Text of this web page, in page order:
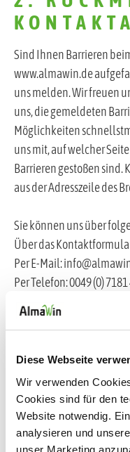
Diese Webseite
Wir verwenden
Cookies sind für den
Website notwendig.
analysieren und
unser Marketing
Sind Ihnen Barrieren
www.almawin.de
uns melden. Wir freuen
uns, die gemeldeten
Möglichkeiten
uns mit, auf welcher
Barrieren gestoßen sind.
aus der Adresszeile des
Sie können uns über
Über das
Per E-Mail:
Per Telefon: 0049 (0)
Über die Postanschrift:
Reinigungskonzentrate
3.
Wenn Sie der Meinung